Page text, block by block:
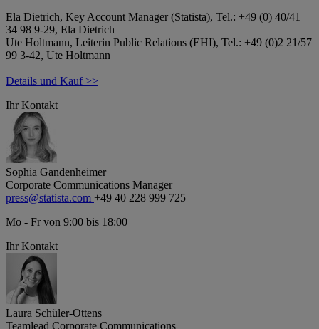
Ela Dietrich, Key Account Manager (Statista), Tel.: +49 (0) 40/41
34 98 9-29, Ela Dietrich
Ute Holtmann, Leiterin Public Relations (EHI), Tel.: +49 (0)2 21/57
99 3-42, Ute Holtmann
Details und Kauf >>
Ihr Kontakt
Sophia Gandenheimer
Corporate Communications Manager
press@statista.com +49 40 228 999 725
Mo - Fr von 9:00 bis 18:00
Ihr Kontakt
Laura Schüler-Ottens
Teamlead Corporate Communications